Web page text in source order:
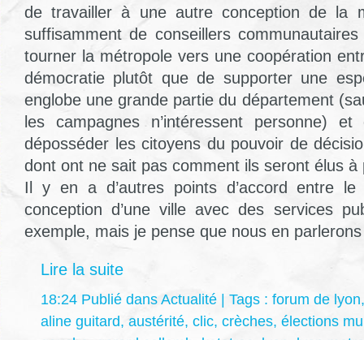
de travailler à une autre conception de la
suffisamment de conseillers
tourner la métropole vers une coopération
démocratie plutôt que de supporter une
englobe une grande partie du département
les campagnes n’intéressent personne)
déposséder les citoyens du pouvoir de
dont ont ne sait pas comment ils seront élus à
Il y en a d’autres points d’accord entre
conception d’une ville avec des services
exemple, mais je pense que nous en
Lire la suite
18:24 Publié dans Actualité | Tags : forum de lyon
aline guitard, austérité, clic, crèches, élections